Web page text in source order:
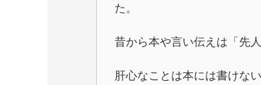
た。
昔から本や言い伝えは「先
肝心なことは本には書けな